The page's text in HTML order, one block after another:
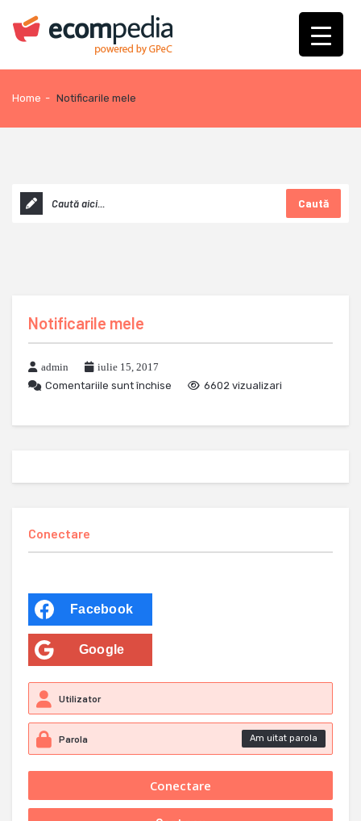
Home - Notificarile mele
Caută
Notificarile mele
admin
iulie 15, 2017
Comentariile sunt închise
6602 vizualizari
Conectare
Facebook
Google
Am uitat parola